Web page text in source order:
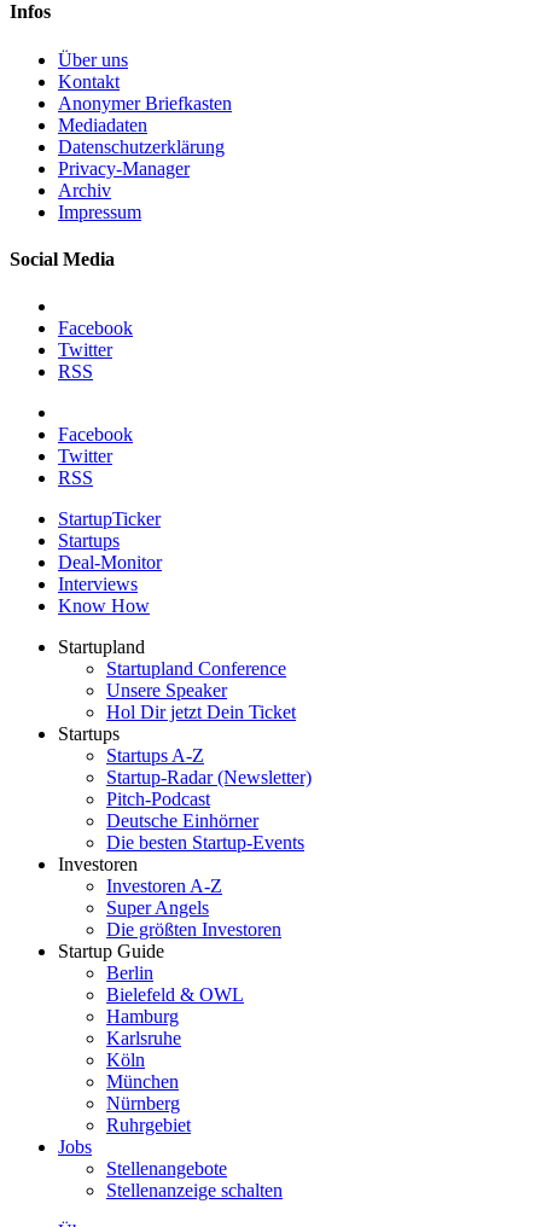
Infos
Über uns
Kontakt
Anonymer Briefkasten
Mediadaten
Datenschutzerklärung
Privacy-Manager
Archiv
Impressum
Social Media
Facebook
Twitter
RSS
Facebook
Twitter
RSS
StartupTicker
Startups
Deal-Monitor
Interviews
Know How
Startupland
Startupland Conference
Unsere Speaker
Hol Dir jetzt Dein Ticket
Startups
Startups A-Z
Startup-Radar (Newsletter)
Pitch-Podcast
Deutsche Einhörner
Die besten Startup-Events
Investoren
Investoren A-Z
Super Angels
Die größten Investoren
Startup Guide
Berlin
Bielefeld & OWL
Hamburg
Karlsruhe
Köln
München
Nürnberg
Ruhrgebiet
Jobs
Stellenangebote
Stellenanzeige schalten